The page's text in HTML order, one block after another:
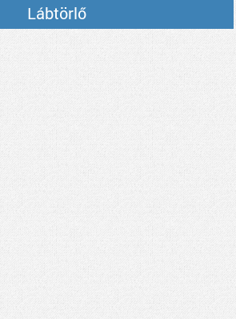
Lábtörlő